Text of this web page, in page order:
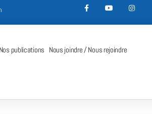
Nos publications Nous joindre / Nous rejoindre